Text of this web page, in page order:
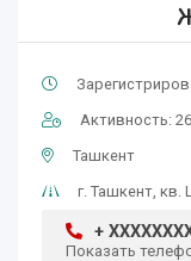
Активность:
Ташкент
г. Ташкент, кв.
+
Показать